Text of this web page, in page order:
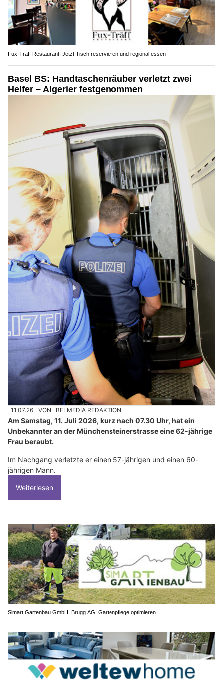
Fux-Träff Restaurant: Jetzt Tisch reservieren und regional essen
Basel BS: Handtaschenräuber verletzt zwei
Helfer – Algerier festgenommen
11.07.26 VON BELMEDIA REDAKTION
Am Samstag, 11. Juli 2026, kurz nach 07.30 Uhr, hat ein
Unbekannter an der Münchensteinerstrasse eine 62-jährige
Frau beraubt.
Im Nachgang verletzte er einen 57-jährigen und einen 60-
jährigen Mann.
Weiterlesen
Simart Gartenbau GmbH, Brugg AG: Gartenpflege optimieren